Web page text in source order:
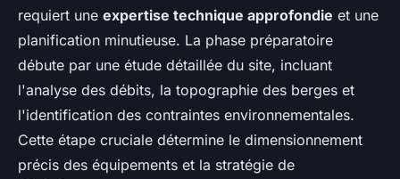
requiert une expertise technique approfondie et une
planification minutieuse. La phase préparatoire
débute par une étude détaillée du site, incluant
l'analyse des débits, la topographie des berges et
l'identification des contraintes environnementales.
Cette étape cruciale détermine le dimensionnement
précis des équipements et la stratégie de